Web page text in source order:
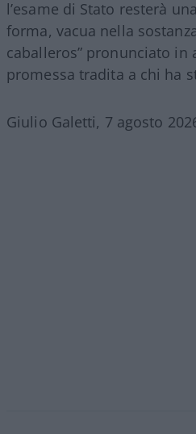
l’esame di Stato resterà
forma, vacua nella
caballeros” pronunciato in
promessa tradita a chi ha
Giulio Galetti, 7 agosto